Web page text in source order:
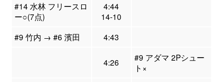
#14 水林 フリースロ
ー○(7点)
4:44
14-10
#9 竹内 → #6 濱田
4:43
4:26
#9 アダマ 2Pシュー
ト×